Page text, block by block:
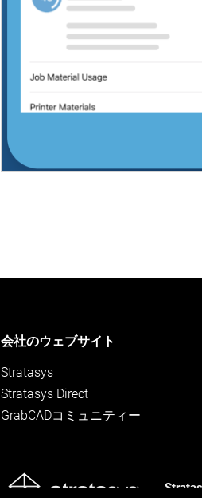
会社のウェブサイト
Stratasys
Stratasys Direct
GrabCADコミュニティー